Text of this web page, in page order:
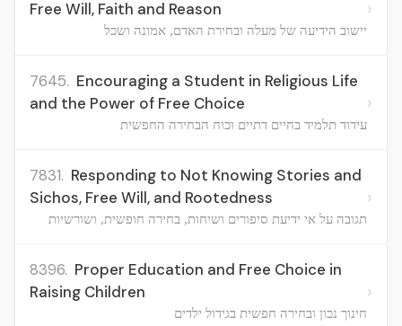
Free Will, Faith and Reason
יישוב הידיעה של מעלה ובחירת האדם, אמונה ושכל
›
7645. Encouraging a Student in Religious Life
and the Power of Free Choice
עידוד תלמיד בחיים דתיים וכוח הבחירה החפשית
›
7831. Responding to Not Knowing Stories and
Sichos, Free Will, and Rootedness
תגובה על אי ידיעת סיפורים ושיחות, בחירה חופשית, ושורשיות
›
8396. Proper Education and Free Choice in
Raising Children
חינוך נכון ובחירה חפשית בגידול ילדים
›